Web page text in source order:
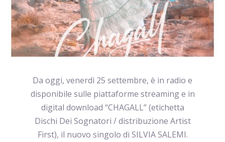
Da oggi, venerdì 25 settembre, è in radio e
disponibile sulle piattaforme streaming e in
digital download “CHAGALL” (etichetta
Dischi Dei Sognatori / distribuzione Artist
First), il nuovo singolo di SILVIA SALEMI.